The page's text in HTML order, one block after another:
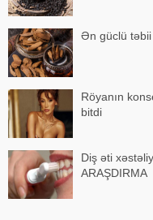
Ən güclü təbii
Röyanın
bitdi
Diş əti
ARAŞDIRMA